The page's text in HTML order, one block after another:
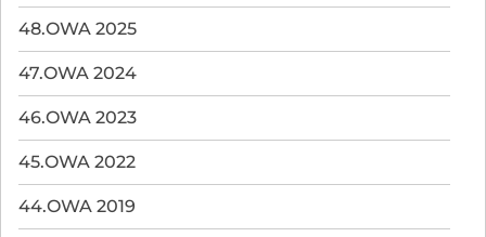
48.OWA 2025
47.OWA 2024
46.OWA 2023
45.OWA 2022
44.OWA 2019